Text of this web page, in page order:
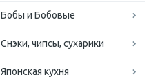
Бобы и Бобовые
Снэки, чипсы, сухарики
Японская кухня